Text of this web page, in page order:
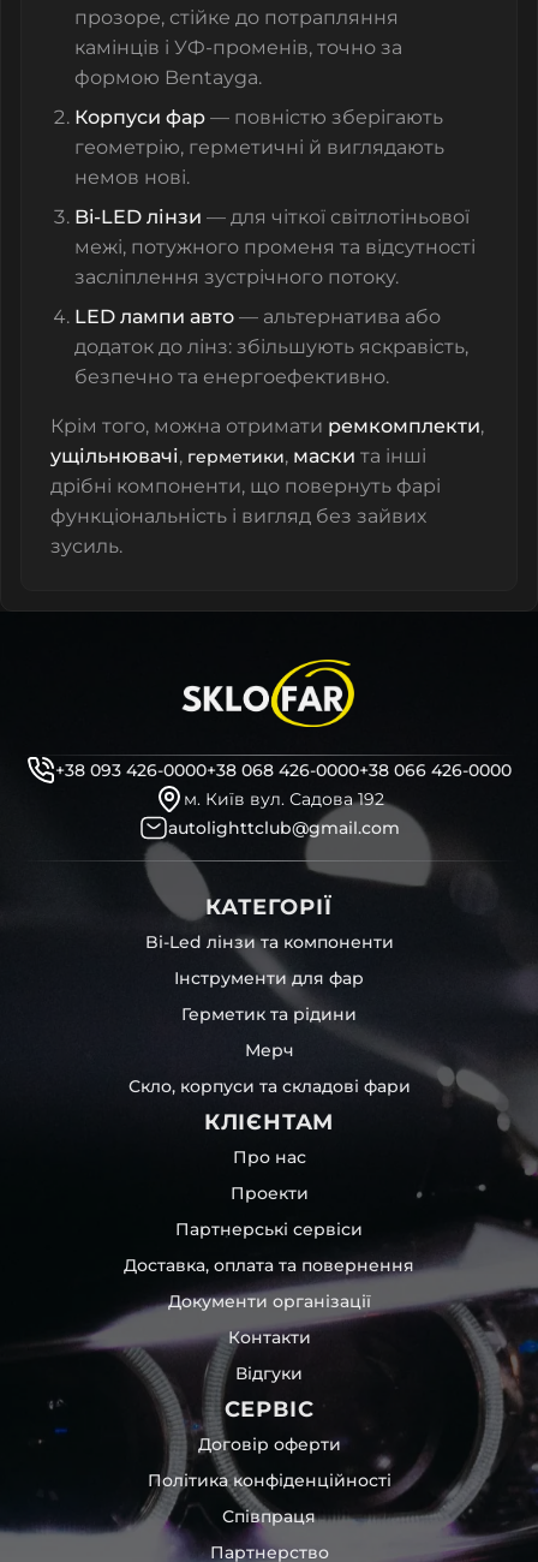
прозоре, стійке до потрапляння
камінців і УФ‑променів, точно за
формою Bentayga.
Корпуси фар — повністю зберігають
геометрію, герметичні й виглядають
немов нові.
Bi‑LED лінзи — для чіткої світлотіньової
межі, потужного променя та відсутності
засліплення зустрічного потоку.
LED лампи авто — альтернатива або
додаток до лінз: збільшують яскравість,
безпечно та енергоефективно.
Крім того, можна отримати ремкомплекти,
ущільнювачі, герметики, маски та інші
дрібні компоненти, що повернуть фарі
функціональність і вигляд без зайвих
зусиль.
+38 093 426-0000+38 068 426-0000+38 066 426-0000
м. Київ вул. Садова 192
autolighttclub@gmail.com
КАТЕГОРІЇ
Bi-Led лінзи та компоненти
Інструменти для фар
Герметик та рідини
Мерч
Скло, корпуси та складові фари
КЛІЄНТАМ
Про нас
Проекти
Партнерські сервіси
Доставка, оплата та повернення
Документи організації
Контакти
Відгуки
СЕРВІС
Договір оферти
Політика конфіденційності
Співпраця
Партнерство